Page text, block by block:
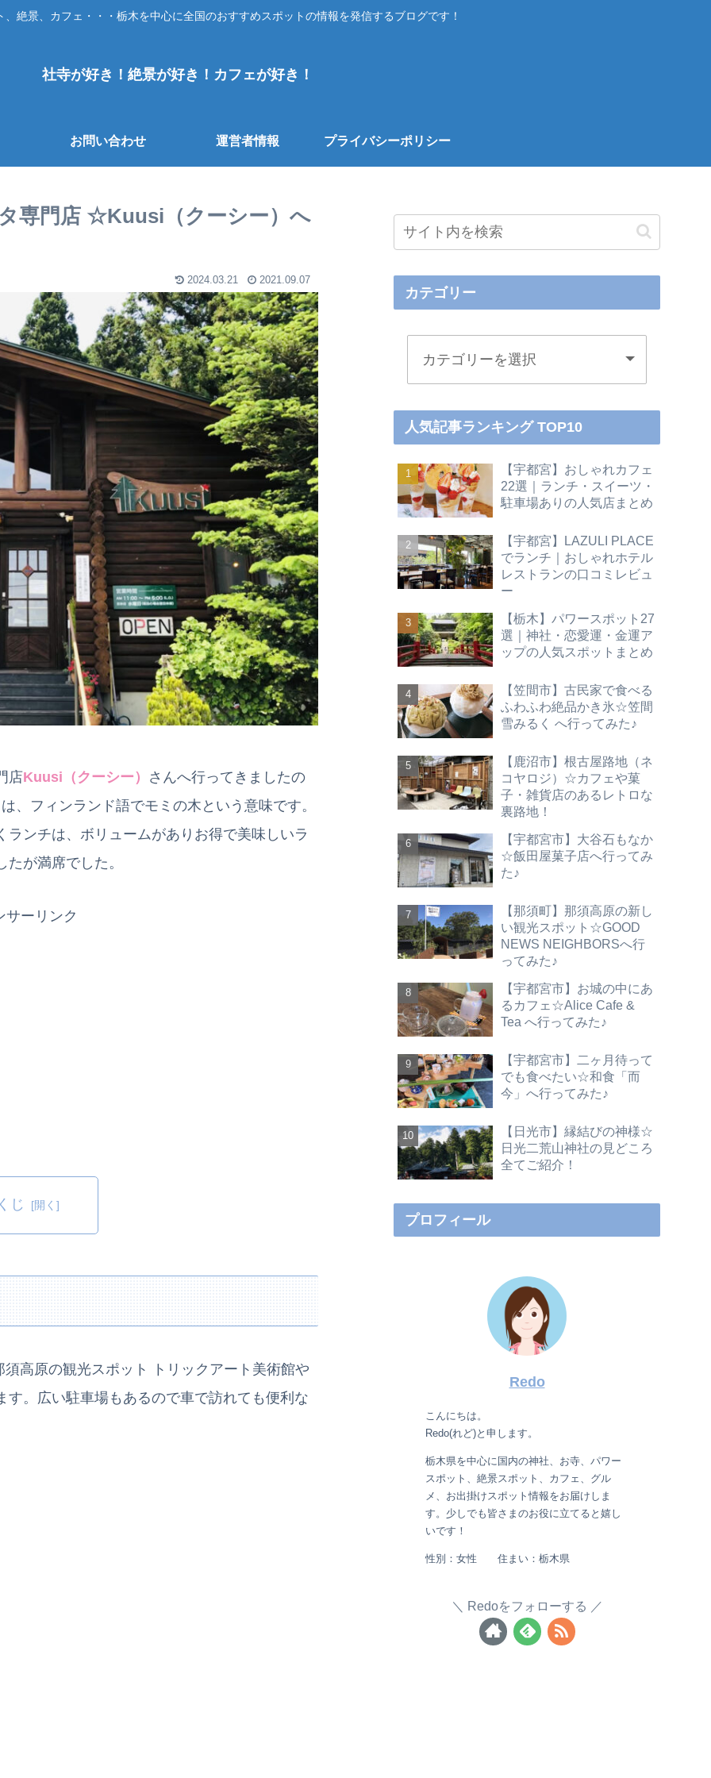
、絶景、カフェ・・・栃木を中心に全国のおすすめスポットの情報を発信するブログです！
社寺が好き！絶景が好き！カフェが好き！
お問い合わせ 運営者情報 プライバシーポリシー
専門店 ☆Kuusi（クーシー）へ
2024.03.21 2021.09.07
店Kuusi（クーシー） さんへ行ってきましたの
、フィンランド語でモミの木という意味です。
ンチは、ボリュームがありお得で美味しいラ
が満席でした。
サーリンク
じ
須高原の観光スポット トリックアート美術館や
。広い駐車場もあるので車で訪れても便利な
カテゴリー
人気記事ランキング TOP10
【宇都宮】おしゃれカフェ
22選｜ランチ・スイーツ・
駐車場ありの人気店まとめ
【宇都宮】LAZULI PLACE
でランチ｜おしゃれホテル
レストランの口コミレビュ
ー
【栃木】パワースポット27
選｜神社・恋愛運・金運ア
ップの人気スポットまとめ
【笠間市】古民家で食べる
ふわふわ絶品かき氷☆笠間
雪みるく へ行ってみた♪
【鹿沼市】根古屋路地（ネ
コヤロジ）☆カフェや菓
子・雑貨店のあるレトロな
裏路地！
【宇都宮市】大谷石もなか
☆飯田屋菓子店へ行ってみ
た♪
【那須町】那須高原の新し
い観光スポット☆GOOD
NEWS NEIGHBORSへ行
ってみた♪
【宇都宮市】お城の中にあ
るカフェ☆Alice Cafe &
Tea へ行ってみた♪
【宇都宮市】二ヶ月待って
でも食べたい☆和食「而
今」へ行ってみた♪
【日光市】縁結びの神様☆
日光二荒山神社の見どころ
全てご紹介！
プロフィール
Redo
こんにちは。
Redo(れど)と申します。
栃木県を中心に国内の神社、お寺、パワー
スポット、絶景スポット、カフェ、グル
メ、お出掛けスポット情報をお届けしま
す。少しでも皆さまのお役に立てると嬉し
いです！
性別：女性 住まい：栃木県
Redoをフォローする